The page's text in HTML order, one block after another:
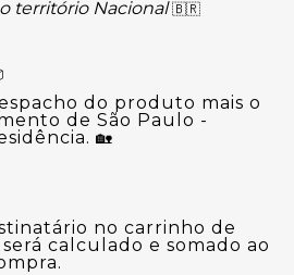
território Nacional🇧🇷
do produto mais o
de São Paulo -
🏡
no carrinho de
calculado e somado ao